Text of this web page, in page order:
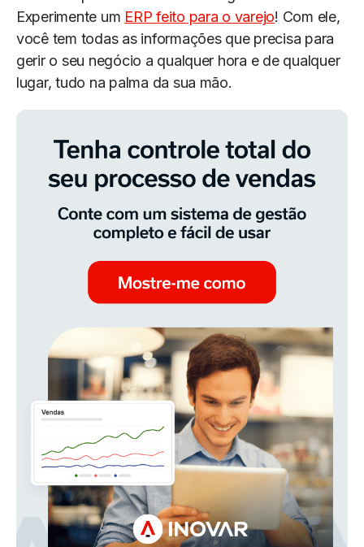
Experimente um ERP feito para o varejo! Com ele,
você tem todas as informações que precisa para
gerir o seu negócio a qualquer hora e de qualquer
lugar, tudo na palma da sua mão.